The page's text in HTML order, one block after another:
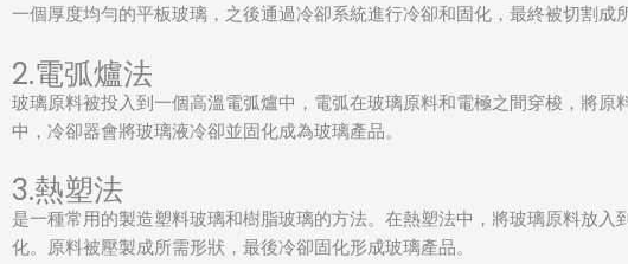
一個厚度均勻的平板玻璃，之後通過冷卻系統進行冷卻和固化，最終被切割成
2.電弧爐法
玻璃原料被投入到一個高溫電弧爐中，電弧在玻璃原料和電極之間穿梭，將原
中，冷卻器會將玻璃液冷卻並固化成為玻璃產品。
3.熱塑法
是一種常用的製造塑料玻璃和樹脂玻璃的方法。在熱塑法中，將玻璃原料放入
化。原料被壓製成所需形狀，最後冷卻固化形成玻璃產品。